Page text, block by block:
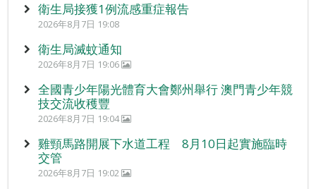
衛生局接獲1例流感重症報告
2026年8月7日 19:08
衛生局滅蚊通知
2026年8月7日 19:06
全國青少年陽光體育大會鄭州舉行 澳門青少年競
技交流收穫豐
2026年8月7日 19:04
雞頸馬路開展下水道工程 8月10日起實施臨時
交管
2026年8月7日 19:02